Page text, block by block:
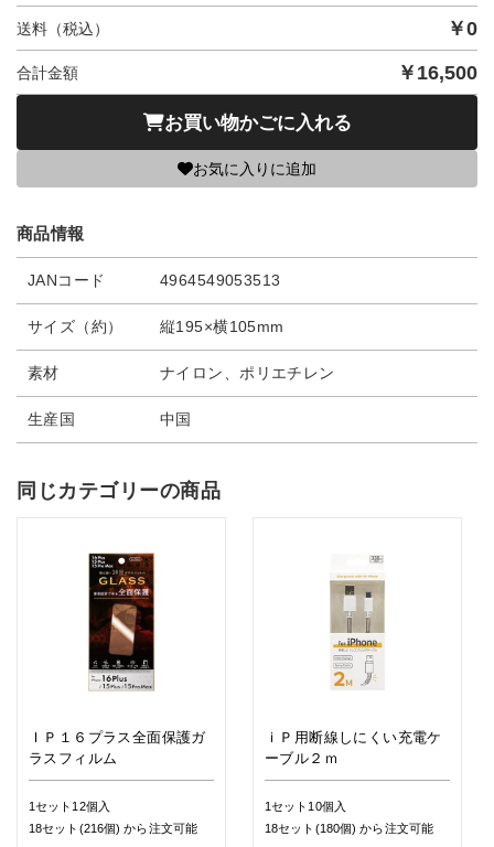
送料（税込） ￥0
合計金額 ￥ 16,500
お買い物かごに入れる
お気に入りに追加
商品情報
JANコード 4964549053513
サイズ（約） 縦195×横105mm
素材 ナイロン、ポリエチレン
生産国 中国
同じカテゴリーの商品
ＩＰ１６プラス全面保護ガ
ラスフィルム
1セット12個入
18セット(216個)から注文可能
ｉＰ用断線しにくい充電ケ
ーブル２ｍ
1セット10個入
18セット(180個)から注文可能